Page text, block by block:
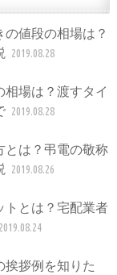
値段の相場は？
2019.08.28
場は？渡すタイ
2019.08.28
とは？弔電の敬称
2019.08.26
トとは？宅配業者
2019.08.24
挨拶例を知りた